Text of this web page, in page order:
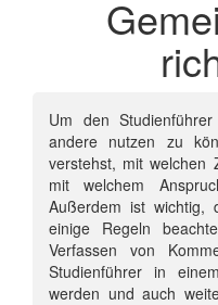
Um den
andere nutzen zu
verstehst, mit welchen
mit welchem
Außerdem ist wichtig,
einige Regeln
Verfassen von
Studienführer in
werden und auch